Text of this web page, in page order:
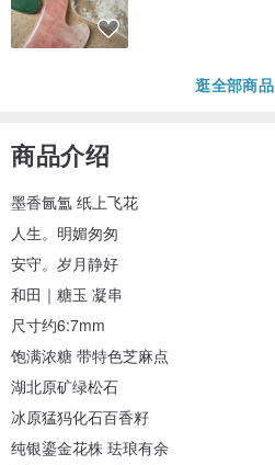
逛全部商品
商品介绍
墨香氤氲 纸上飞花
人生。明媚匆匆
安守。岁月静好
和田｜糖玉 凝串
尺寸约6:7mm
饱满浓糖 带特色芝麻点
湖北原矿绿松石
冰原猛犸化石百香籽
纯银鎏金花株 珐琅有余